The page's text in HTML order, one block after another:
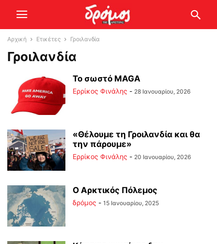
Αρχική Ετικέτες Γροιλανδία
Γροιλανδία
Το σωστό MAGA
Ερρίκος Φινάλης - 28 Ιανουαρίου, 2026
«Θέλουμε τη Γροιλανδία και θα
την πάρουμε»
Ερρίκος Φινάλης - 20 Ιανουαρίου, 2026
Ο Αρκτικός Πόλεμος
δρόμος - 15 Ιανουαρίου, 2025